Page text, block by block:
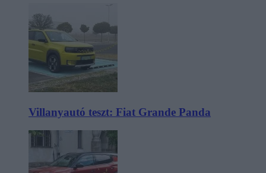
Villanyautó teszt: Fiat Grande Panda